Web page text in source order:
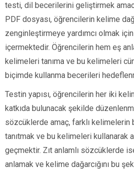
testi, dil becerilerini geliştirmek
PDF dosyası, öğrencilerin kelime
zenginleştirmeye yardımcı olmak
içermektedir. Öğrencilerin hem eş
kelimeleri tanıma ve bu kelimeleri
biçimde kullanma becerileri
Testin yapısı, öğrencilerin her iki
katkıda bulunacak şekilde
sözcüklerde amaç, farklı kelimelerin
tanıtmak ve bu kelimeleri kullanarak
geçmektir. Zıt anlamlı sözcüklerde
anlamak ve kelime dağarcığını bu